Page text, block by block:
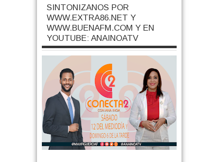
SINTONIZANOS POR
WWW.EXTRA86.NET Y
WWW.BUENAFM.COM Y EN
YOUTUBE: ANAINOATV